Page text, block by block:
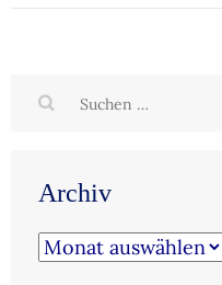
Suchen
Archiv
Archiv